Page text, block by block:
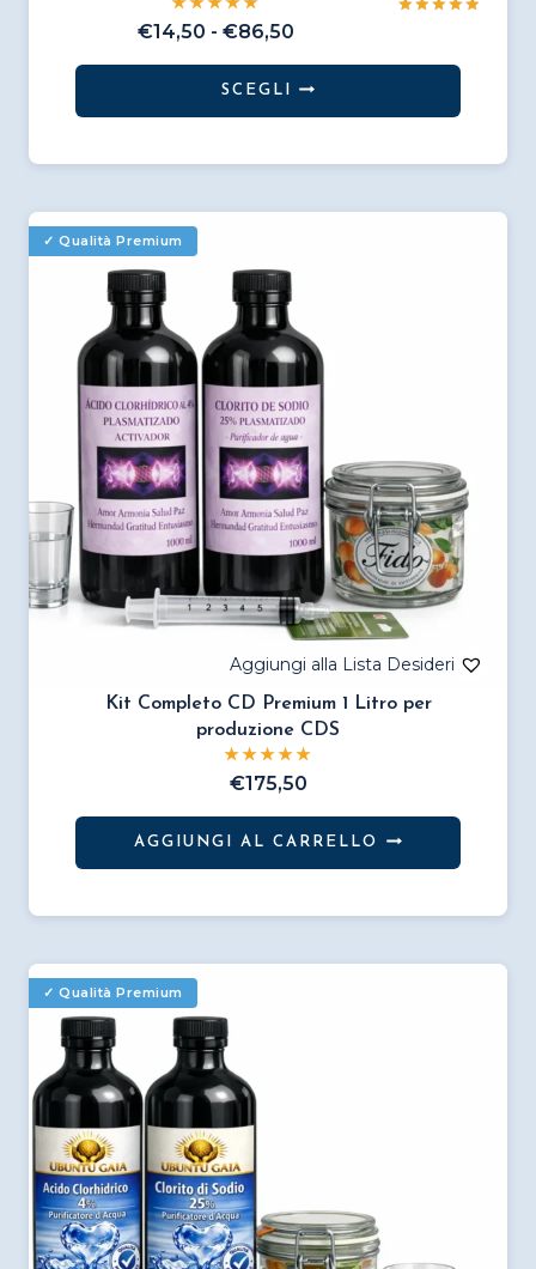
€14,50 - €86,50
prezzo:
a
SCEGLI
prodotto
più
varianti.
opzioni
possono
essere
scelte
nella
pagina
del
prodotto
Kit Completo CD Premium 1 Litro per
produzione CDS
€175,50
AGGIUNGI AL CARRELLO